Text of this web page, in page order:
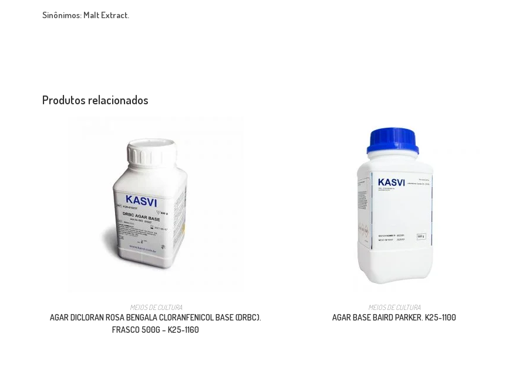
Sinônimos: Malt Extract.
Produtos relacionados
MEIOS DE CULTURA
AGAR DICLORAN ROSA BENGALA CLORANFENICOL BASE (DRBC).
FRASCO 500G – K25-1160
MEIOS DE CULTURA
AGAR BASE BAIRD PARKER. K25-1100